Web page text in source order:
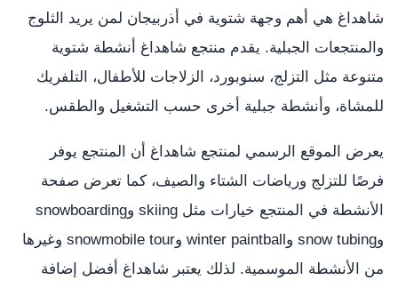
شاهداغ هي أهم وجهة شتوية في أذربيجان لمن يريد الثلوج
والمنتجعات الجبلية. يقدم منتجع شاهداغ أنشطة شتوية
متنوعة مثل التزلج، سنوبورد، الزلاجات للأطفال، التلفريك
للمشاة، وأنشطة جبلية أخرى حسب التشغيل والطقس.
يعرض الموقع الرسمي لمنتجع شاهداغ أن المنتجع يوفر
فرصًا للتزلج ورياضات الشتاء والصيف، كما تعرض صفحة
الأنشطة في المنتجع خيارات مثل skiing وsnowboarding
وsnow tubing وwinter paintball وsnowmobile tour وغيرها
من الأنشطة الموسمية. لذلك يعتبر شاهداغ أفضل إضافة